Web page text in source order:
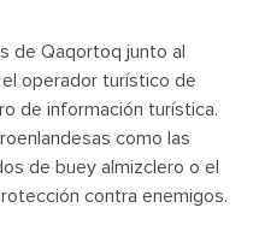
de Qaqortoq junto al
operador turístico de
de información turística.
como las
de buey almizclero o el
contra enemigos.